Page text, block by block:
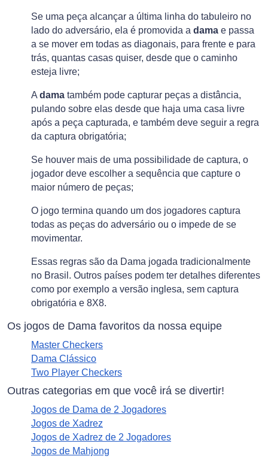
Se uma peça alcançar a última linha do tabuleiro no
lado do adversário, ela é promovida a dama e passa
a se mover em todas as diagonais, para frente e para
trás, quantas casas quiser, desde que o caminho
esteja livre;
A dama também pode capturar peças a distância,
pulando sobre elas desde que haja uma casa livre
após a peça capturada, e também deve seguir a regra
da captura obrigatória;
Se houver mais de uma possibilidade de captura, o
jogador deve escolher a sequência que capture o
maior número de peças;
O jogo termina quando um dos jogadores captura
todas as peças do adversário ou o impede de se
movimentar.
Essas regras são da Dama jogada tradicionalmente
no Brasil. Outros países podem ter detalhes diferentes
como por exemplo a versão inglesa, sem captura
obrigatória e 8X8.
Os jogos de Dama favoritos da nossa equipe
Master Checkers
Dama Clássico
Two Player Checkers
Outras categorias em que você irá se divertir!
Jogos de Dama de 2 Jogadores
Jogos de Xadrez
Jogos de Xadrez de 2 Jogadores
Jogos de Mahjong